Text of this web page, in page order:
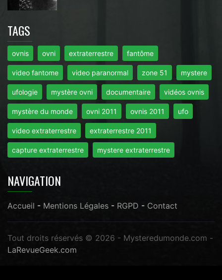
TAGS
ovnis ovni extraterrestre fantôme
video fantome video paranormal zone 51 mystere
ufologie mystère ovni documentaire vidéos ovnis
mystère du monde ovni 2011 ovnis 2011 ufo
video extraterrestre extraterrestre 2011
capture extraterrestre mystere extraterrestre
NAVIGATION
Accueil - Mentions Légales - RGPD - Contact
Tout droits réservés © 2026 - Mysteredumonde.com -
LaRevueGeek.com